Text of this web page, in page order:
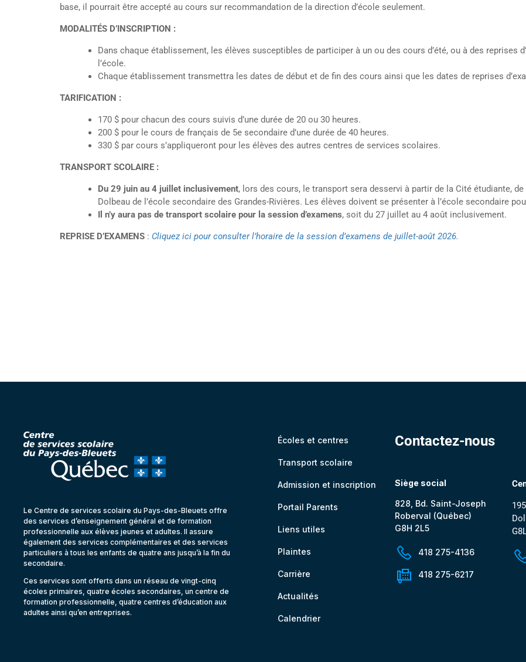
base, il pourrait être accepté au cours sur recommandation de la direction d’école seulement.
MODALITÉS D’INSCRIPTION :
Dans chaque établissement, les élèves susceptibles de participer à un ou des cours d’été, ou à des reprises
l’école.
Chaque établissement transmettra les dates de début et de fin des cours ainsi que les dates de reprises
TARIFICATION :
170 $ pour chacun des cours suivis d’une durée de 20 ou 30 heures.
200 $ pour le cours de français de 5e secondaire d’une durée de 40 heures.
330 $ par cours s’appliqueront pour les élèves des autres centres de services scolaires.
TRANSPORT SCOLAIRE :
Du 29 juin au 4 juillet inclusivement, lors des cours, le transport sera desservi à partir de la Cité étudiante,
Dolbeau de l’école secondaire des Grandes-Rivières. Les élèves doivent se présenter à l’école secondaire
Il n’y aura pas de transport scolaire pour la session d’examens, soit du 27 juillet au 4 août inclusivement.
REPRISE D’EXAMENS : Cliquez ici pour consulter l’horaire de la session d’examens de juillet-août 2026.
Le Centre de services scolaire du Pays-des-Bleuets offre
des services d’enseignement général et de formation
professionnelle aux élèves jeunes et adultes. Il assure
également des services complémentaires et des services
particuliers à tous les enfants de quatre ans jusqu’à la fin du
secondaire.
Ces services sont offerts dans un réseau de vingt-cinq
écoles primaires, quatre écoles secondaires, un centre de
formation professionnelle, quatre centres d’éducation aux
adultes ainsi qu’en entreprises.
Écoles et centres
Transport scolaire
Admission et inscription
Portail Parents
Liens utiles
Plaintes
Carrière
Actualités
Calendrier
Contactez-nous
Siège social
828, Bd. Saint-Joseph
Roberval (Québec)
G8H 2L5
418 275-4136
418 275-6217